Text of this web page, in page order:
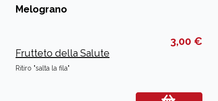
Melograno
3,00 €
Frutteto della Salute
Ritiro "salta la fila"